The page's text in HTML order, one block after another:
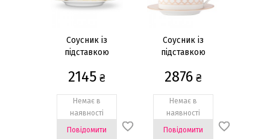
Соусник із
підставкою
2145 ₴
Немає в
наявності
Повідомити
Соусник із
підставкою
2876 ₴
Немає в
наявності
Повідомити